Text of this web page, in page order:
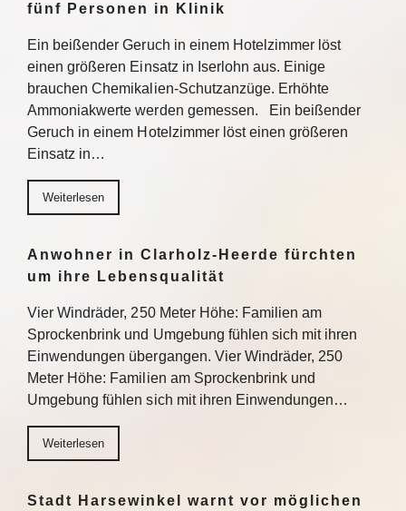
fünf Personen in Klinik
Ein beißender Geruch in einem Hotelzimmer löst
einen größeren Einsatz in Iserlohn aus. Einige
brauchen Chemikalien-Schutzanzüge. Erhöhte
Ammoniakwerte werden gemessen. Ein beißender
Geruch in einem Hotelzimmer löst einen größeren
Einsatz in…
Weiterlesen
Anwohner in Clarholz-Heerde fürchten
um ihre Lebensqualität
Vier Windräder, 250 Meter Höhe: Familien am
Sprockenbrink und Umgebung fühlen sich mit ihren
Einwendungen übergangen. Vier Windräder, 250
Meter Höhe: Familien am Sprockenbrink und
Umgebung fühlen sich mit ihren Einwendungen…
Weiterlesen
Stadt Harsewinkel warnt vor möglichen